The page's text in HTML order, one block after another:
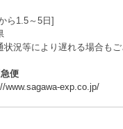
ら1.5～5日]
況等により遅れる場合もご
便
www.sagawa-exp.co.jp/